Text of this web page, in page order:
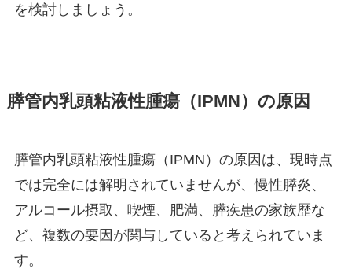
を検討しましょう。
膵管内乳頭粘液性腫瘍（IPMN）の原因
膵管内乳頭粘液性腫瘍（IPMN）の原因は、現時点
では完全には解明されていませんが、慢性膵炎、
アルコール摂取、喫煙、肥満、膵疾患の家族歴な
ど、複数の要因が関与していると考えられていま
す。